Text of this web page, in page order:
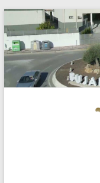
Saltar
al
contenido